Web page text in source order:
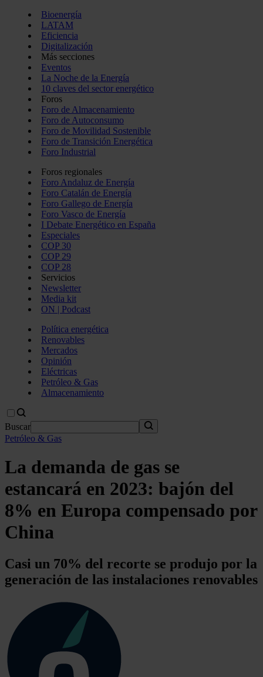
Bioenergía
LATAM
Eficiencia
Digitalización
Más secciones
Eventos
La Noche de la Energía
10 claves del sector energético
Foros
Foro de Almacenamiento
Foro de Autoconsumo
Foro de Movilidad Sostenible
Foro de Transición Energética
Foro Industrial
Foros regionales
Foro Andaluz de Energía
Foro Catalán de Energía
Foro Gallego de Energía
Foro Vasco de Energía
I Debate Energético en España
Especiales
COP 30
COP 29
COP 28
Servicios
Newsletter
Media kit
ON | Podcast
Política energética
Renovables
Mercados
Opinión
Eléctricas
Petróleo & Gas
Almacenamiento
Buscar
Petróleo & Gas
La demanda de gas se
estancará en 2023: bajón del
8% en Europa compensado por
China
Casi un 70% del recorte se produjo por la
generación de las instalaciones renovables